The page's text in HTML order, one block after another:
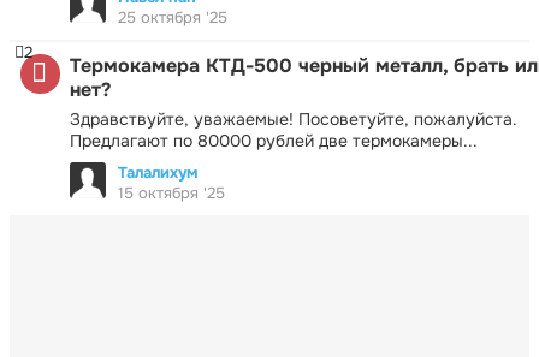
25 октября '25
Термокамера КТД-500 черный металл, брать
нет?
Здравствуйте, уважаемые! Посоветуйте, пожалуйста.
Предлагают по 80000 рублей две термокамеры...
2
Талалихум
15 октября '25